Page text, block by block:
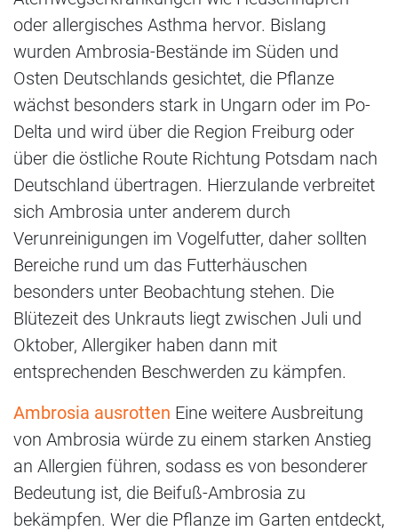
oder allergisches Asthma hervor. Bislang
wurden Ambrosia-Bestände im Süden und
Osten Deutschlands gesichtet, die Pflanze
wächst besonders stark in Ungarn oder im Po-
Delta und wird über die Region Freiburg oder
über die östliche Route Richtung Potsdam nach
Deutschland übertragen. Hierzulande verbreitet
sich Ambrosia unter anderem durch
Verunreinigungen im Vogelfutter, daher sollten
Bereiche rund um das Futterhäuschen
besonders unter Beobachtung stehen. Die
Blütezeit des Unkrauts liegt zwischen Juli und
Oktober, Allergiker haben dann mit
entsprechenden Beschwerden zu kämpfen.
Ambrosia ausrotten Eine weitere Ausbreitung
von Ambrosia würde zu einem starken Anstieg
an Allergien führen, sodass es von besonderer
Bedeutung ist, die Beifuß-Ambrosia zu
bekämpfen. Wer die Pflanze im Garten entdeckt,